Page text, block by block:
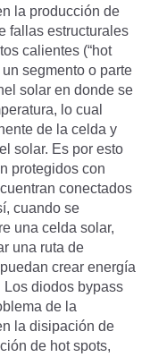
la producción de
fallas estructurales
calientes (“hot
segmento o parte
solar en donde se
lo cual
de la celda y
solar. Es por esto
protegidos con
conectados
cuando se
una celda solar,
una ruta de
crear energía
Los diodos bypass
de la
la disipación de
de hot spots,